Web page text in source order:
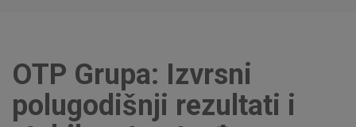
Faktoring
O nama
OTP Grupa: Izvrsni
polugodišnji rezultati i